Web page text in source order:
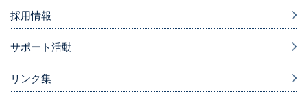
採用情報
サポート活動
リンク集